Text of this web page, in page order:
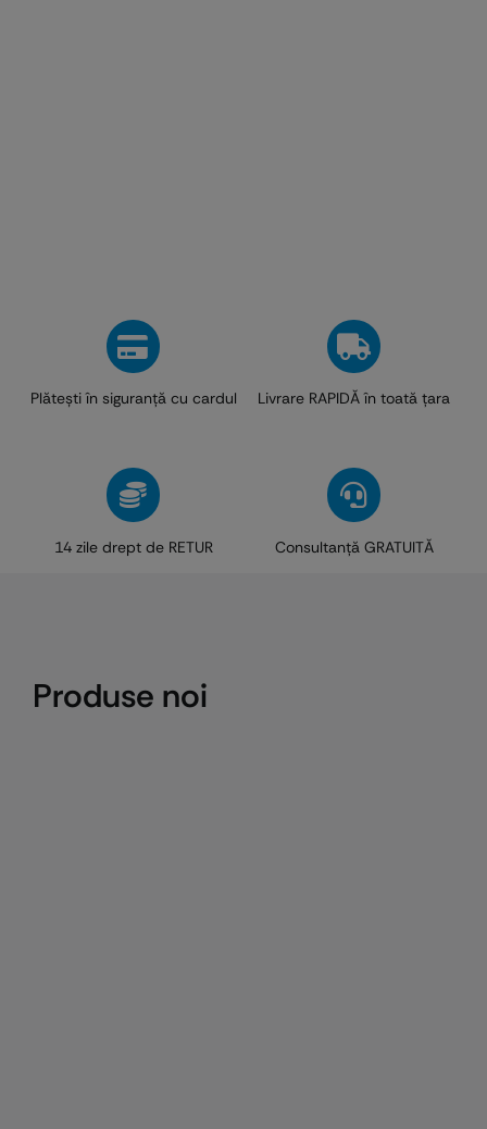
Plăteşti în siguranţă cu cardul Livrare RAPIDĂ în toată ţara
14 zile drept de RETUR Consultanţă GRATUITĂ
Produse noi